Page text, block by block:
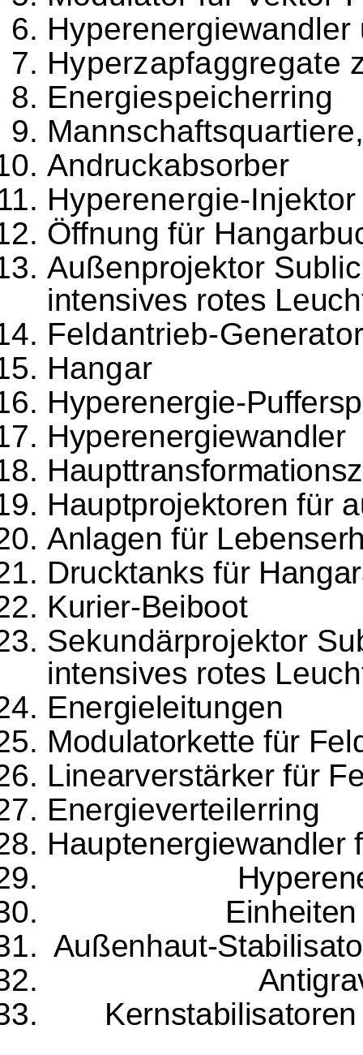
Hyperzapfaggregate
Energiespeicherring
Andruckabsorber
Hyperenergie-Injektor
Öffnung für
Außenprojektor
intensives rotes
Feldantrieb-Generator
Hangar
Hyperenergie-
Hyperenergiewandler
Hauptprojektoren für
Anlagen für
Drucktanks für
Kurier-Beiboot
Sekundärprojektor
intensives rotes
Energieleitungen
Modulatorkette für
Linearverstärker für
Energieverteilerring
Hauptenergiewandler
Außenhaut-